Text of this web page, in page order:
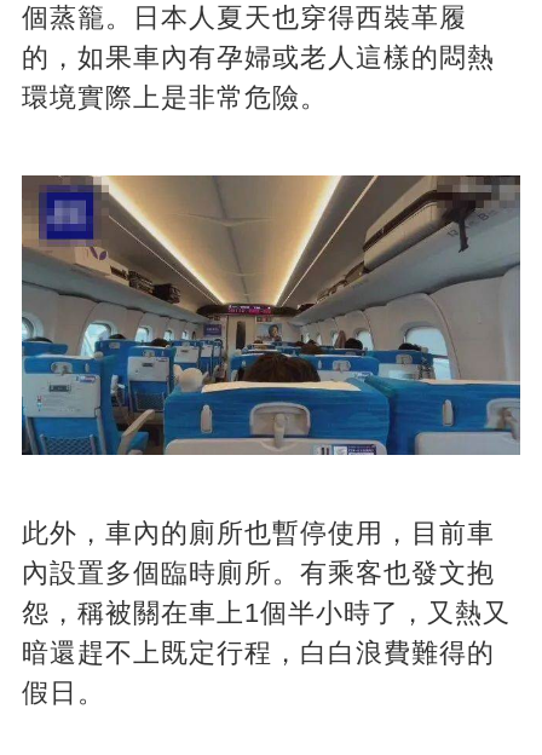
個蒸籠。日本人夏天也穿得西裝革履
的，如果車內有孕婦或老人這樣的悶熱
環境實際上是非常危險。
此外，車內的廁所也暫停使用，目前車
內設置多個臨時廁所。有乘客也發文抱
怨，稱被關在車上1個半小時了，又熱又
暗還趕不上既定行程，白白浪費難得的
假日。